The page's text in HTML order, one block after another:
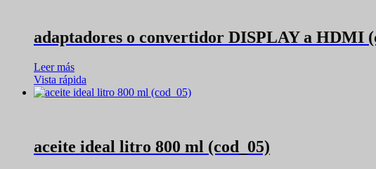
adaptadores o convertidor DISPLAY a HDMI
Leer más
Vista rápida
aceite ideal litro 800 ml (cod_05)